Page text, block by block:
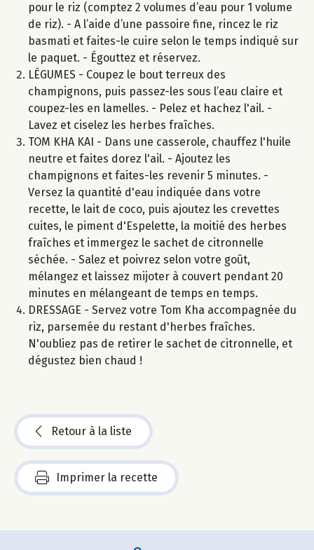
pour le riz (comptez 2 volumes d’eau pour 1 volume
de riz). - A l’aide d’une passoire fine, rincez le riz
basmati et faites-le cuire selon le temps indiqué sur
le paquet. - Égouttez et réservez.
LÉGUMES - Coupez le bout terreux des
champignons, puis passez-les sous l’eau claire et
coupez-les en lamelles. - Pelez et hachez l'ail. -
Lavez et ciselez les herbes fraîches.
TOM KHA KAI - Dans une casserole, chauffez l'huile
neutre et faites dorez l'ail. - Ajoutez les
champignons et faites-les revenir 5 minutes. -
Versez la quantité d'eau indiquée dans votre
recette, le lait de coco, puis ajoutez les crevettes
cuites, le piment d'Espelette, la moitié des herbes
fraîches et immergez le sachet de citronnelle
séchée. - Salez et poivrez selon votre goût,
mélangez et laissez mijoter à couvert pendant 20
minutes en mélangeant de temps en temps.
DRESSAGE - Servez votre Tom Kha accompagnée du
riz, parsemée du restant d'herbes fraîches.
N'oubliez pas de retirer le sachet de citronnelle, et
dégustez bien chaud !
Retour à la liste
Imprimer la recette